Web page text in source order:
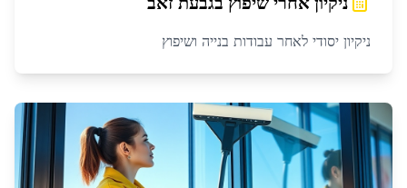
ניקיון יסודי לאחר עבודות בנייה ושיפוץ